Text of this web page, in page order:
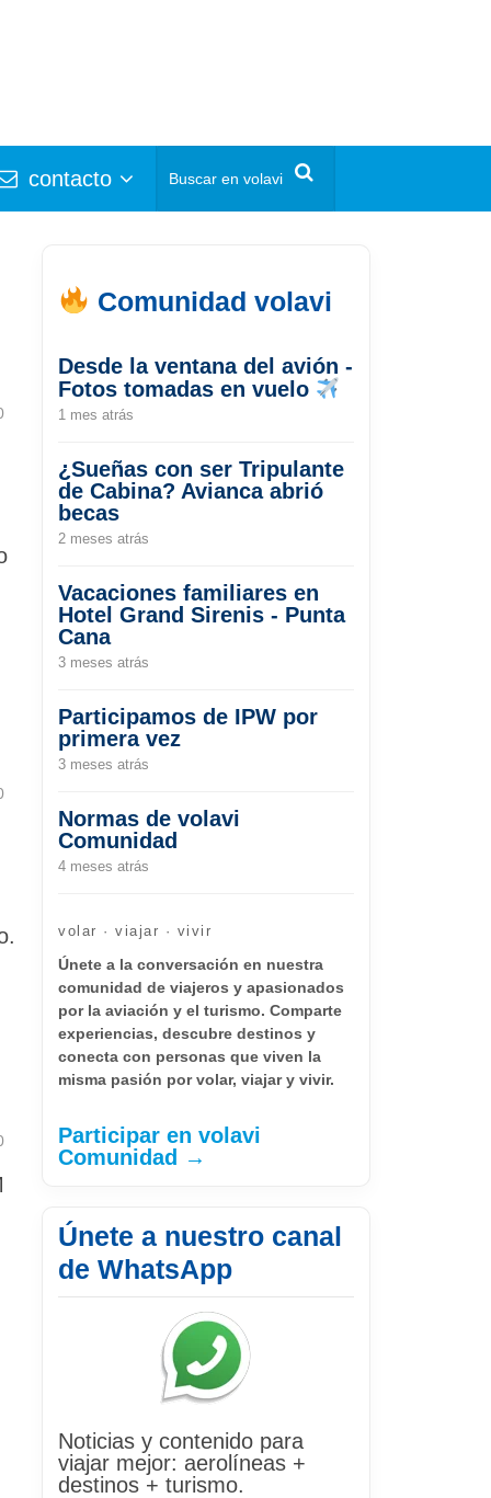
contacto
Comunidad volavi
Desde la ventana del avión -
Fotos tomadas en vuelo
1 mes atrás
¿Sueñas con ser Tripulante
de Cabina? Avianca abrió
becas
2 meses atrás
Vacaciones familiares en
Hotel Grand Sirenis - Punta
Cana
3 meses atrás
Participamos de IPW por
primera vez
3 meses atrás
Normas de volavi
Comunidad
4 meses atrás
volar · viajar · vivir
Únete a la conversación en nuestra
comunidad de viajeros y apasionados
por la aviación y el turismo. Comparte
experiencias, descubre destinos y
conecta con personas que viven la
misma pasión por volar, viajar y vivir.
Participar en volavi
Comunidad →
Únete a nuestro canal
de WhatsApp
Noticias y contenido para
viajar mejor: aerolíneas +
destinos + turismo.